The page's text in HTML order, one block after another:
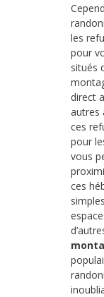
les
pour
situés
direct
autres
ces
pour
vous
ces